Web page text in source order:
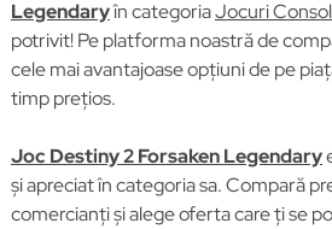
Legendaryîn categoriaJocuri
potrivit! Pe platforma noastră de
cele mai avantajoase opțiuni de pe
timp prețios.
Joc Destiny 2 Forsaken Legendary
și apreciat în categoria sa. Compară
comercianți și alege oferta care ți se